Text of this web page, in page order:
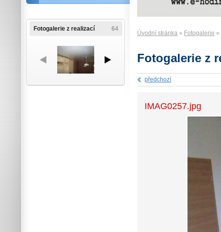
Úvodní stránka » Fotogalerie »
Fotogalerie z
předchozí
IMAG0257.jpg
Fotogalerie z realizací 64